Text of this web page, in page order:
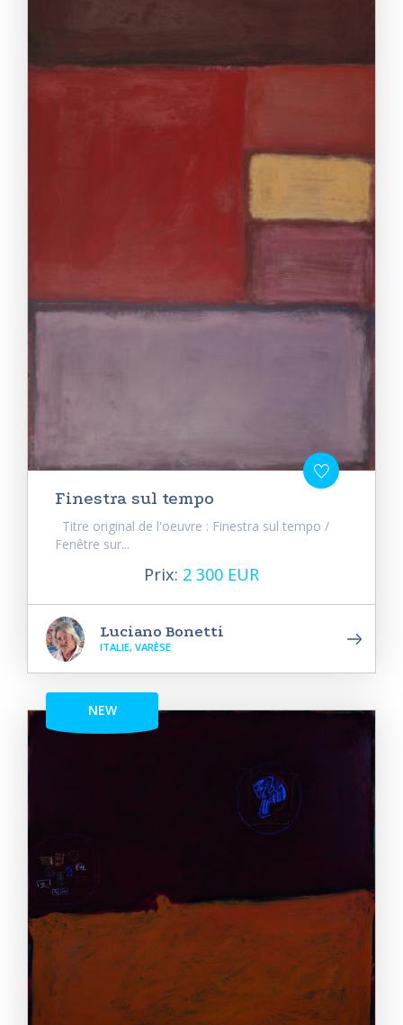
Finestra sul tempo
Titre original de l'oeuvre : Finestra sul tempo /
Fenêtre sur...
Prix: 2 300 EUR
Luciano Bonetti
ITALIE, VARÈSE
NEW